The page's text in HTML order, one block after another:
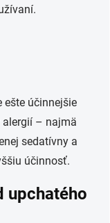
ešte účinnejšie
alergií – najmä
sedatívny a
účinnosť.
upchatého